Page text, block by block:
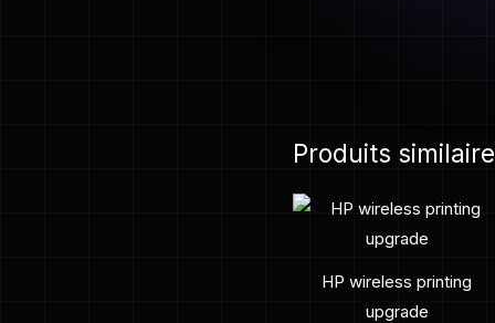
Produits
HP wireless printing
upgrade